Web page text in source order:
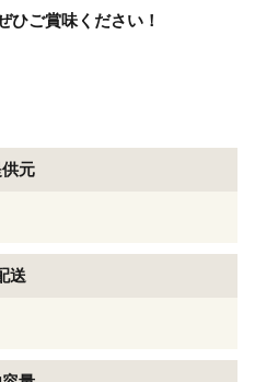
ひご賞味ください！
元
送